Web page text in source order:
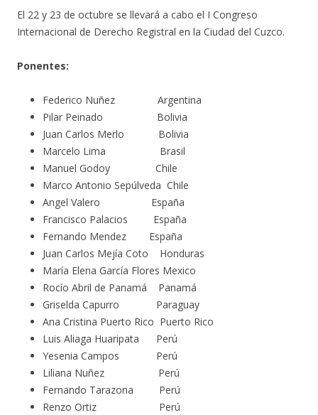
El 22 y 23 de octubre se llevará a cabo el I Congreso
Internacional de Derecho Registral en la Ciudad del Cuzco.
Ponentes:
Federico Nuñez Argentina
Pilar Peinado Bolivia
Juan Carlos Merlo Bolivia
Marcelo Lima Brasil
Manuel Godoy Chile
Marco Antonio Sepúlveda Chile
Angel Valero España
Francisco Palacios España
Fernando Mendez España
Juan Carlos Mejía Coto Honduras
María Elena García Flores Mexico
Rocío Abril de Panamá Panamá
Griselda Capurro Paraguay
Ana Cristina Puerto Rico Puerto Rico
Luis Aliaga Huaripata Perú
Yesenia Campos Perú
Liliana Nuñez Perú
Fernando Tarazona Perú
Renzo Ortiz Perú